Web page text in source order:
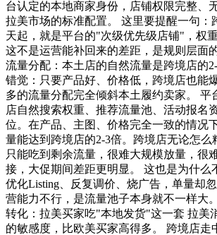
台认定的本地商家身份，店铺权限完整、
拉美市场的标准配置。 这里要提醒一句：
天起，就是平台的"次级优先级店铺"，权
这不是运营能补回来的差距，是规则层面
流量分配：本土店的自然流量是跨境店的
错觉：只要产品好、价格低，跨境店也能
多的流量分配完全倾斜本土履约卖家。 平
店自然搜索权重、推荐流量池、活动报名
位。在产品、主图、价格完全一致的情况
量能达到跨境店的2-3倍。跨境店无论怎么
只能吃到剩余流量，很难大规模放量，很
接，大促期间差距更明显。 这也是为什么
优化Listing、反复调价、烧广告，单量却
营能力不行，是流量池子本身就不一样大
转化：拉美买家吃"本地发货"这一套 拉美
的敏感度，比欧美买家高得多。 跨境店走